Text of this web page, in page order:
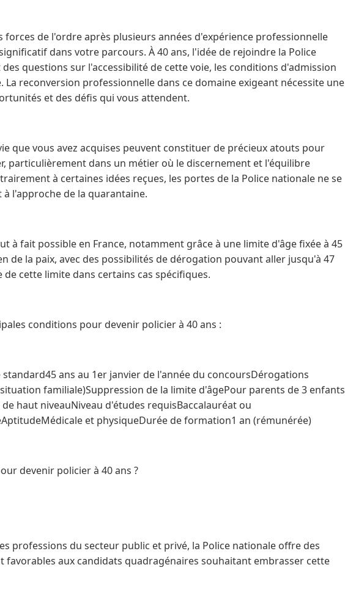
forces de l'ordre après plusieurs années d'expérience professionnelle
dans votre parcours. À 40 ans, l'idée de rejoindre la Police
questions sur l'accessibilité de cette voie, les conditions d'admission
La reconversion professionnelle dans ce domaine exigeant nécessite une
et des défis qui vous attendent.
que vous avez acquises peuvent constituer de précieux atouts pour
particulièrement dans un métier où le discernement et l'équilibre
à certaines idées reçues, les portes de la Police nationale ne se
l'approche de la quarantaine.
à fait possible en France, notamment grâce à une limite d'âge fixée à 45
de la paix, avec des possibilités de dérogation pouvant aller jusqu'à 47
cette limite dans certains cas spécifiques.
conditions pour devenir policier à 40 ans :
ans au 1er janvier de l'année du concoursDérogations
familiale)Suppression de la limite d'âgePour parents de 3 enfants
haut niveauNiveau d'études requisBaccalauréat ou
et physiqueDurée de formation1 an (rémunérée)
devenir policier à 40 ans ?
professions du secteur public et privé, la Police nationale offre des
favorables aux candidats quadragénaires souhaitant embrasser cette